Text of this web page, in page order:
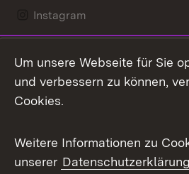
Instagram
Mastodon
Messenger
Social Wall
X / Twitter
Um unsere Webseite für Sie
und verbessern zu können,
Cookies.
Weitere Informationen zu
unserer Datenschutzerklärung